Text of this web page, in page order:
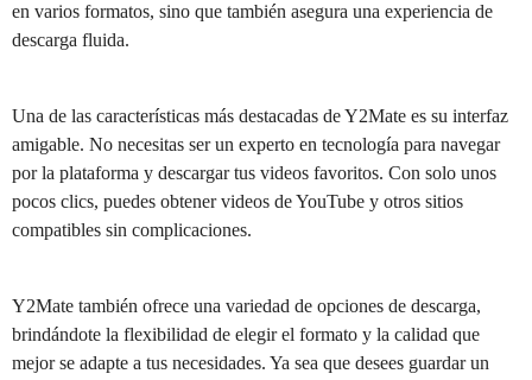
en varios formatos, sino que también asegura una experiencia de
descarga fluida.
Una de las características más destacadas de Y2Mate es su interfaz
amigable. No necesitas ser un experto en tecnología para navegar
por la plataforma y descargar tus videos favoritos. Con solo unos
pocos clics, puedes obtener videos de YouTube y otros sitios
compatibles sin complicaciones.
Y2Mate también ofrece una variedad de opciones de descarga,
brindándote la flexibilidad de elegir el formato y la calidad que
mejor se adapte a tus necesidades. Ya sea que desees guardar un